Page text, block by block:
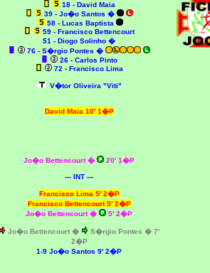
18 - David Maia
39 - Jo�o Santos �
58 - Lucas Baptista
59 - Francisco Bettencourt
51 - Diogo Solinho �
76 - S�rgio Pontes �
26 - Carlos Pinto
72 - Francisco Lima
V�tor Oliveira "Viti"
David Maia 10' 1�P
Jo�o Bettencourt� 20' 1�P
--- INT ---
Francisco Lima 5' 2�P
Francisco Bettencourt 5' 2�P
Jo�o Bettencourt� 5' 2�P
Jo�o Bettencourt � S�rgio Pontes � 7'
2�P
1-9 Jo�o Santos 9' 2�P